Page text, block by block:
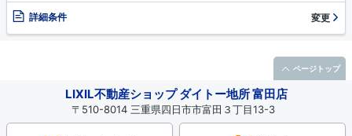
詳細条件 変更
LIXIL不動産ショップ ダイトー地所 富田店
〒510-8014 三重県四日市市富田３丁目13-3
ページトップ